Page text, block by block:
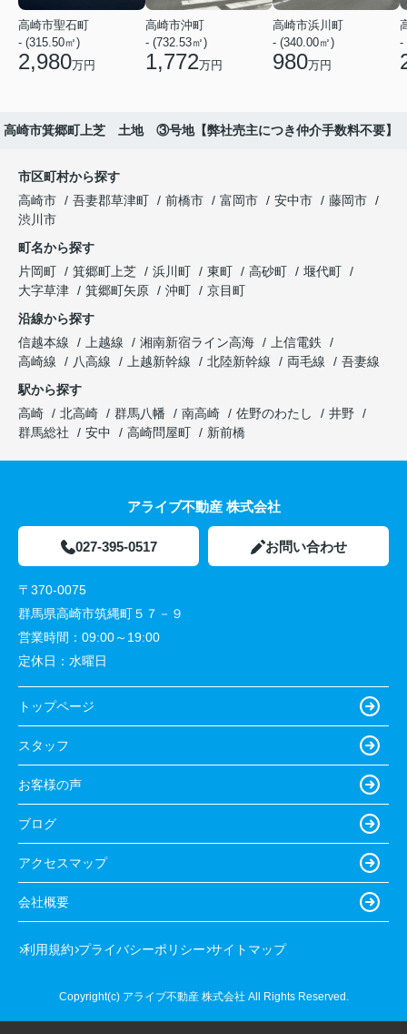
高崎市聖石町
- (315.50㎡)
2,980万円
高崎市沖町
- (732.53㎡)
1,772万円
高崎市浜川町
- (340.00㎡)
980万円
-
高崎市箕郷町上芝 土地 ③号地【弊社売主につき仲介手数料不要】
市区町村から探す
高崎市
吾妻郡草津町 前橋市 富岡市 安中市
藤岡市
渋川市
町名から探す
片岡町
箕郷町上芝 浜川町 東町 高砂町
堰代町
大字草津
箕郷町矢原 沖町
京目町
沿線から探す
信越本線
上越線 湘南新宿ライン高海
上信電鉄
高崎線
八高線 上越新幹線 北陸新幹線 両毛線
吾妻線
駅から探す
高崎
北高崎 群馬八幡 南高崎 佐野のわたし
井野
群馬総社
安中 高崎問屋町 新前橋
アライブ不動産 株式会社
027-395-0517 お問い合わせ
〒370-0075
群馬県高崎市筑縄町５７－９
営業時間： 09:00～19:00
定休日： 水曜日
トップページ
スタッフ
お客様の声
ブログ
アクセスマップ
会社概要
利用規約 プライバシーポリシー サイトマップ
Copyright(c) アライブ不動産 株式会社 All Rights Reserved.